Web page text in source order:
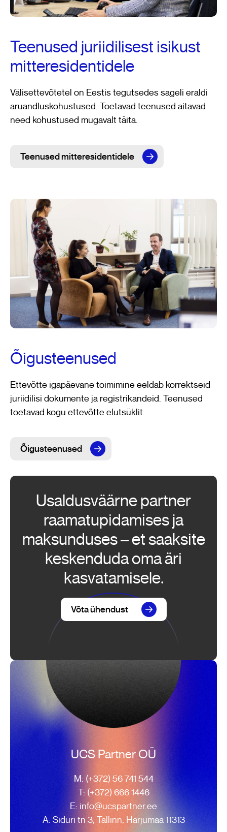
Teenused juriidilisest isikust
mitteresidentidele
Välisettevõtetel on Eestis tegutsedes sageli eraldi
aruandluskohustused. Toetavad teenused aitavad
need kohustused mugavalt täita.
Teenused mitteresidentidele
Õigusteenused
Ettevõtte igapäevane toimimine eeldab korrektseid
juriidilisi dokumente ja registrikandeid. Teenused
toetavad kogu ettevõtte elutsüklit.
Õigusteenused
Usaldusväärne partner
raamatupidamises ja
maksunduses – et saaksite
keskenduda oma äri
kasvatamisele.
Võta ühendust
UCS Partner OÜ
M: (+372) 56 741 544
T: (+372) 666 1446
E: info@ucspartner.ee
A: Siduri tn 3, Tallinn, Harjumaa 11313